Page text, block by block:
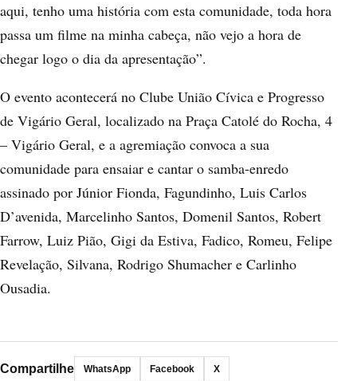
aqui, tenho uma história com esta comunidade, toda hora
passa um filme na minha cabeça, não vejo a hora de
chegar logo o dia da apresentação”.
O evento acontecerá no Clube União Cívica e Progresso
de Vigário Geral, localizado na Praça Catolé do Rocha, 4
– Vigário Geral, e a agremiação convoca a sua
comunidade para ensaiar e cantar o samba-enredo
assinado por Júnior Fionda, Fagundinho, Luis Carlos
D’avenida, Marcelinho Santos, Domenil Santos, Robert
Farrow, Luiz Pião, Gigi da Estiva, Fadico, Romeu, Felipe
Revelação, Silvana, Rodrigo Shumacher e Carlinho
Ousadia.
Compartilhe WhatsApp Facebook X